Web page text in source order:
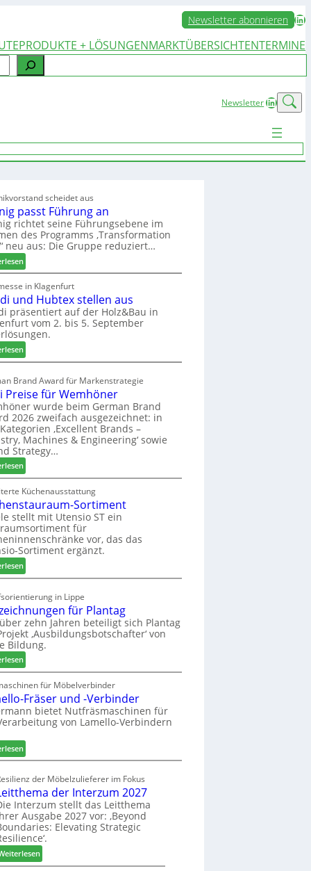
Newsletter abonnieren LinkedIn
PRODUKTE + LÖSUNGENMARKTÜBERSICHTENTERMINE
NewsletterLinkedIn
scheidet aus
passt Führung an
richtet seine Führungsebene im
des Programms ‚Transformation
neu aus: Die Gruppe reduziert…
:
W
e
i
n
i
g
a
s
t
F
ü
h
r
u
n
a
n
in Klagenfurt
und Hubtex stellen aus
präsentiert auf der Holz&Bau in
vom 2. bis 5. September
:
E
v
e
d
i
u
n
d
H
u
t
e
x
s
t
e
l
e
n
a
u
s
Brand Award für Markenstrategie
Preise für Wemhöner
wurde beim German Brand
2026 zweifach ausgezeichnet: in
‚Excellent Brands –
Machines & Engineering‘ sowie
Strategy…
:
Z
w
e
i
P
r
e
i
s
f
ü
r
W
e
m
ö
n
e
r
Küchenausstattung
Sortiment
stellt mit Utensio ST ein
für
vor, das das
Sortiment ergänzt.
:
K
c
h
e
n
s
t
u
r
a
u
m
-
o
r
t
i
m
e
n
t
in Lippe
für Plantag
zehn Jahren beteiligt sich Plantag
‚Ausbildungsbotschafter‘ von
Bildung.
:
A
u
s
z
e
h
u
n
g
e
n
f
ü
für Möbelverbinder
Fräser und -Verbinder
bietet Nutfräsmaschinen für
von Lamello-Verbindern
:
L
m
e
l
l
o
-
F
der Möbelzulieferer im Fokus
der Interzum 2027
Interzum stellt das Leitthema
Ausgabe 2027 vor: ‚Beyond
Elevating Strategic
:
L